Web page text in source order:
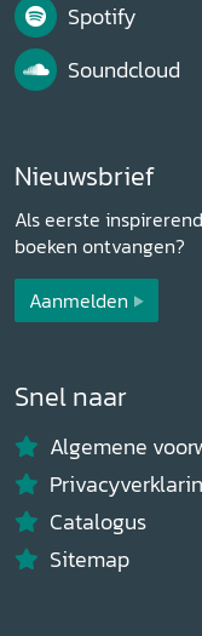
Spotify
Soundcloud
Nieuwsbrief
Als eerste
boeken ontvangen?
Aanmelden
Snel naar
Algemene
Catalogus
Sitemap